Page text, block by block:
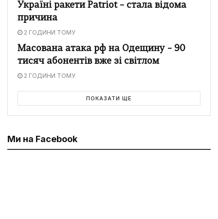
Україні ракети Patriot – стала відома
причина
2 ГОДИНИ ТОМУ
Масована атака рф на Одещину – 90
тисяч абонентів вже зі світлом
2 ГОДИНИ ТОМУ
ПОКАЗАТИ ЩЕ
Ми на Facebook